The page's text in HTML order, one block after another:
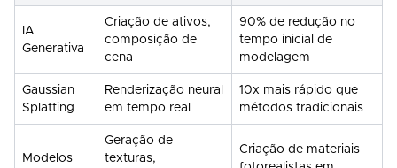
IA
Generativa
Criação de ativos,
composição de
cena
90% de redução no
tempo inicial de
modelagem
Gaussian
Splatting
Renderização neural
em tempo real
10x mais rápido que
métodos tradicionais
Modelos
Geração de
texturas,
Criação de materiais